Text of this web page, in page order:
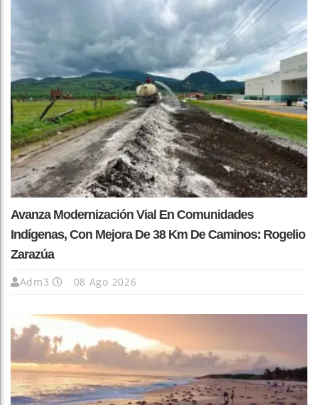
Avanza Modernización Vial En Comunidades
Indígenas, Con Mejora De 38 Km De Caminos: Rogelio
Zarazúa
Adm3 08 Ago 2026